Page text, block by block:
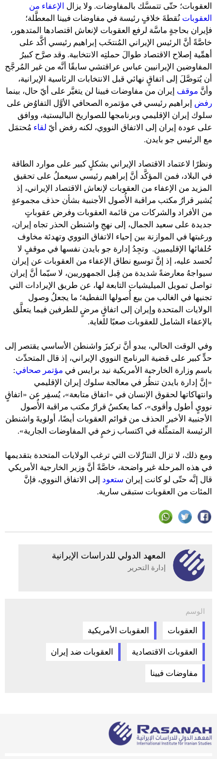
العقوبات؛ حتّى تتمسَّك بالمفاوضات. ولا يزال
الإعفاء من
العقوبات نُقطةَ خلافٍ رئيسة في مفاوضات فيينا المعطَّلة؛
فإيران بحاجةٍ ماسَّة لرفع العقوبات لإنعاش اقتصادها المتدهور،
خاصَّةً أنَّ الرئيس الإيراني المُنتخَب إبراهيم رئيسي أكَّد على
أهمِّية إصلاح الاقتصاد طوالَ حملتِه الانتخابية. وقد صرَّح كبيرُ
المفاوضين الإيرانيين عباس عراقتشي سابقًا أنَّه من غير المُرجَّح
أن يُتوصَّلَ إلى اتفاقٍ نهائي قبل الانتخابات الرئاسية الإيرانية،
وأنَّ موقف إيران من مفاوضات فيينا لن يتغيَّر على أيّ حال، بينما
رفض إبراهيم رئيسي في مؤتمره الصحافي الأوَّل التفاوُض على
سلوك إيران الإقليمي وبرنامجها للصواريخ الباليستية، ووافق
على عودة إيران إلى الاتفاق النووي، لكنه رفض أيّ لقاء مُحتمَل
مع الرئيس جو بايدن.
ونظرًا لاعتماد الاقتصاد الإيراني بشكلٍ كبير على موارد الطاقة
في البلاد، فمن المؤكَّد أنَّ إبراهيم رئيسي سيعملُ على تحقيق
المزيد من الإعفاء من العقوبات لإنعاش الاقتصاد الإيراني، إذ
يُشير قرارُ مكتب مراقبة الأُصول الأجنبية بشأن حذف مجموعةٍ
من الأفراد والشركات من قائمة العقوبات وفرض عقوباتٍ
جديدة على سعيد الجمال، إلى نهجِ واشنطن الحذر تجاه إيران،
ورغبتها في الموازنة بين إحياء الاتفاق النووي وتهدئة مخاوف
حُلفائها الإقليميين. وتجِدُ إدارة جو بايدن نفسها في موقفٍ لا
تُحسد عليه، إذ إنَّ توسيع نطاق الإعفاء من العقوبات عن إيران
سيواجهُ معارضةً شديدة من قِبل الجمهوريين، لا سيّما أنَّ إيران
تواصل تمويل الميليشيات التابعة لها، عن طريق الإيرادات التي
تجنيها في الغالب من بيع أُصولها النفطية؛ ما يجعلُ وصول
الولايات المتحدة وإيران إلى اتفاقٍ مرضٍ للطرفين فيما يتعلَّق
بالإعفاء الشامل للعقوبات صعبًا للغاية.
وفي الوقت الحالي، يبدو أنَّ تركيزَ واشنطن الأساسي يقتصر إلى
حدٍّ كبير على قضية البرنامج النووي الإيراني، إذ قال المتحدِّث
باسم وزارة الخارجية الأمريكية نيد برايس في مؤتمر صحافي:
«إنَّ إدارة بايدن تنظُر في معالجة سلوك إيران الإقليمي
وانتهاكاتها لحقوق الإنسان في «اتفاق متابعة»، يُسفِر عن «اتفاقٍ
نوويٍ أطول وأقوى»، كما يعكسُ قرارُ مكتب مراقبة الأُصول
الأجنبية الأخير الحذف من قوائم العقوبات أيضًا، أولويةَ واشنطن
الرئيسة المتمثِّلة في اكتساب زخمٍ في المفاوضات الجارية».
ومع ذلك، لا تزال التنازُلات التي ترغب الولايات المتحدة بتقديمها
في هذه المرحلة غير واضحة، خاصَّةً أنَّ وزير الخارجية الأمريكي
قال إنَّه حتّى لو كانت إيران ستعود إلى الاتفاق النووي، فإنَّ
المئات من العقوبات ستبقى سارية.
المعهد الدولي للدراسات الإيرانية
إدارة التحرير
الوسم
العقوبات العقوبات الأمريكية
العقوبات الاقتصادية العقوبات ضد إيران
مفاوضات فيينا